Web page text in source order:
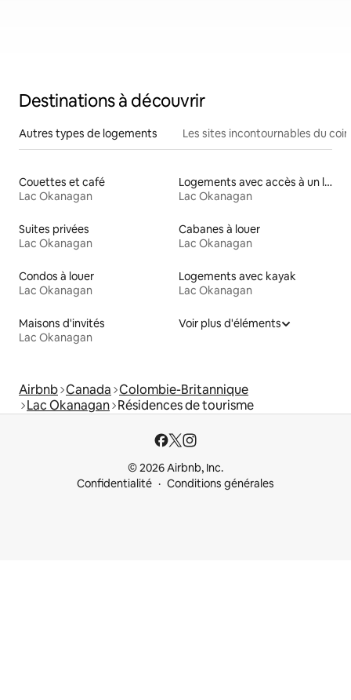
Destinations à découvrir
Autres types de logements Les sites incontournables du coin
Couettes et café
Lac Okanagan
Logements avec accès à un lac
Lac Okanagan
Suites privées
Lac Okanagan
Cabanes à louer
Lac Okanagan
Condos à louer
Lac Okanagan
Logements avec kayak
Lac Okanagan
Maisons d'invités
Lac Okanagan
Voir plus d'éléments
Airbnb Canada Colombie-Britannique
Lac Okanagan Résidences de tourisme
© 2026 Airbnb, Inc.
Confidentialité
Conditions générales